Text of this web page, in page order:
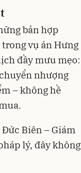
bản hợp
trong vụ án Hưng
đầy mưu mẹo:
nhượng
– không hề
Biên – Giám
lý, đây không